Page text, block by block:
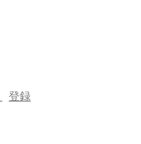
登録